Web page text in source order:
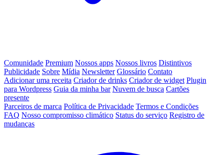
Comunidade Premium Nossos apps Nossos livros Distintivos
Publicidade Sobre Mídia Newsletter Glossário Contato
Adicionar uma receita Criador de drinks Criador de widget Plugin
para Wordpress Guia da minha bar Nuvem de busca Cartões
presente
Parceiros de marca Política de Privacidade Termos e Condições
FAQ Nosso compromisso climático Status do serviço Registro de
mudanças